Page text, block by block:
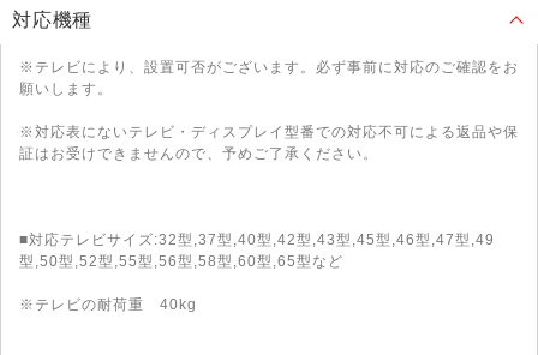
対応機種
※テレビにより、設置可否がございます。必ず事前に対応のご確認をお
願いします。
※対応表にないテレビ・ディスプレイ型番での対応不可による返品や保
証はお受けできませんので、予めご了承ください。
■対応テレビサイズ:32型,37型,40型,42型,43型,45型,46型,47型,49
型,50型,52型,55型,56型,58型,60型,65型など
※テレビの耐荷重 40kg